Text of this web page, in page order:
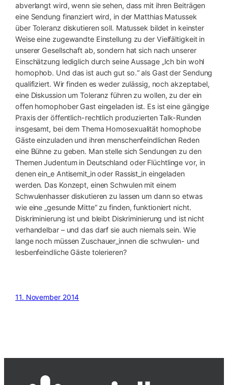
abverlangt wird, wenn sie sehen, dass mit ihren Beiträgen
eine Sendung finanziert wird, in der Matthias Matussek
über Toleranz diskutieren soll. Matussek bildet in keinster
Weise eine zugewandte Einstellung zu der Vielfältigkeit in
unserer Gesellschaft ab, sondern hat sich nach unserer
Einschätzung lediglich durch seine Aussage „Ich bin wohl
homophob. Und das ist auch gut so.“ als Gast der Sendung
qualifiziert. Wir finden es weder zulässig, noch akzeptabel,
eine Diskussion um Toleranz führen zu wollen, zu der ein
offen homophober Gast eingeladen ist. Es ist eine gängige
Praxis der öffentlich-rechtlich produzierten Talk-Runden
insgesamt, bei dem Thema Homosexualität homophobe
Gäste einzuladen und ihren menschenfeindlichen Reden
eine Bühne zu geben. Man stelle sich Sendungen zu den
Themen Judentum in Deutschland oder Flüchtlinge vor, in
denen ein_e Antisemit_in oder Rassist_in eingeladen
werden. Das Konzept, einen Schwulen mit einem
Schwulenhasser diskutieren zu lassen um dann so etwas
wie eine „gesunde Mitte“ zu finden, funktioniert nicht.
Diskriminierung ist und bleibt Diskriminierung und ist nicht
verhandelbar – und das darf sie auch niemals sein. Wie
lange noch müssen Zuschauer_innen die schwulen- und
lesbenfeindliche Gäste tolerieren?
11. November 2014